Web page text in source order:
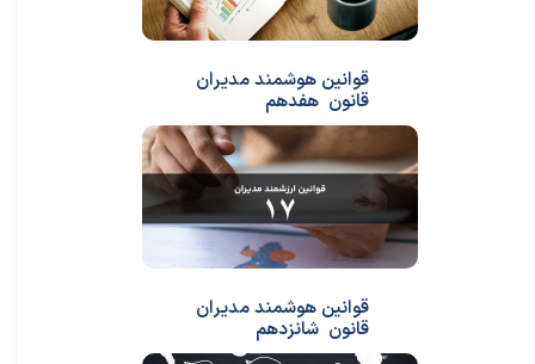
قوانین هوشمند مدیران
قانون هفدهم
قوانین هوشمند مدیران
قانون شانزدهم